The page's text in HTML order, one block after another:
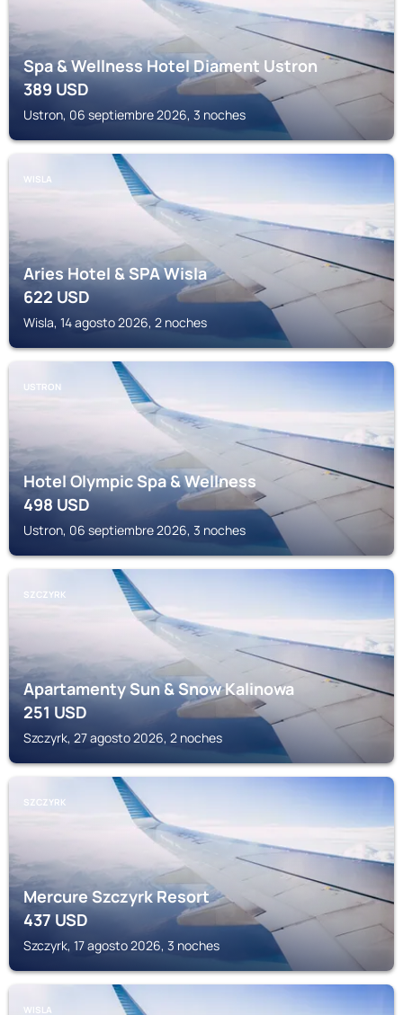
Spa & Wellness Hotel Diament Ustron
389USD
Ustron, 06 septiembre 2026, 3 noches
WISLA
Aries Hotel & SPA Wisla
622USD
Wisla, 14 agosto 2026, 2 noches
USTRON
Hotel Olympic Spa & Wellness
498USD
Ustron, 06 septiembre 2026, 3 noches
SZCZYRK
Apartamenty Sun & Snow Kalinowa
251USD
Szczyrk, 27 agosto 2026, 2 noches
SZCZYRK
Mercure Szczyrk Resort
437USD
Szczyrk, 17 agosto 2026, 3 noches
WISLA